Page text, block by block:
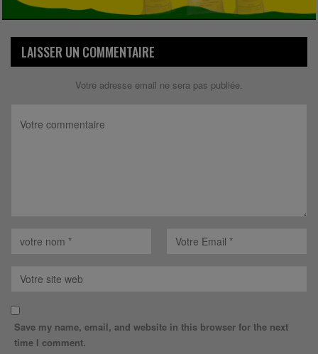
LAISSER UN COMMENTAIRE
Votre adresse email ne sera pas publiée.
Save my name, email, and website in this browser for the next
time I comment.